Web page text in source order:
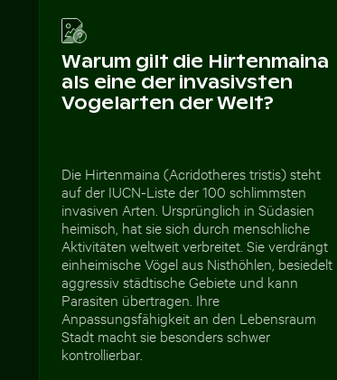
Warum gilt die Hirtenmaina
als eine der invasivsten
Vogelarten der Welt?
Die Hirtenmaina (Acridotheres tristis) steht
auf der IUCN-Liste der 100 schlimmsten
invasiven Arten. Ursprünglich in Südasien
heimisch, hat sie sich durch menschliche
Aktivitäten weltweit verbreitet. Sie verdrängt
einheimische Vögel aus Nisthöhlen, besiedelt
aggressiv städtische Gebiete und kann
Parasiten übertragen. Ihre
Anpassungsfähigkeit an den Lebensraum
Stadt macht sie besonders schwer
kontrollierbar.